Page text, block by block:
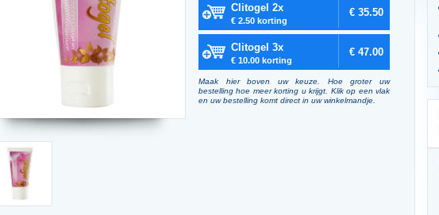
Clitogel 2x
€ 2.50 korting
€ 35.50
Clitogel 3x
€ 10.00 korting
€ 47.00
Maak hier boven uw keuze. Hoe groter uw
bestelling hoe meer korting u krijgt. Klik op een vlak
en uw bestelling komt direct in uw winkelmandje.